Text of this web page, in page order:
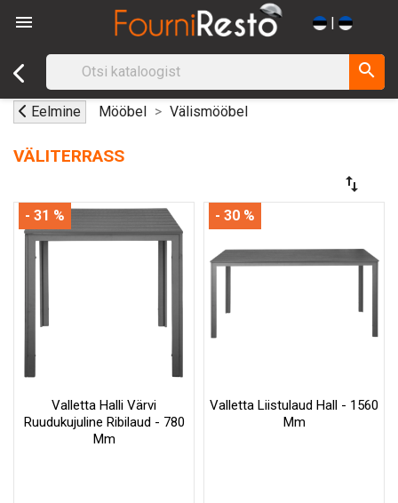
 |
search
Eelmine Mööbel Välismööbel
VÄLITERRASS
swap_vert
Valletta Halli Värvi
Ruudukujuline Ribilaud - 780
Mm
- 31 %
Valletta Liistulaud Hall - 1560
Mm
- 30 %